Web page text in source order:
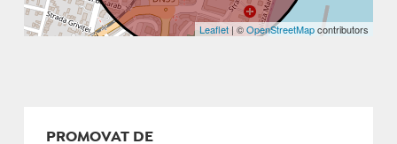
Leaflet | ©OpenStreetMapcontributors
PROMOVAT DE